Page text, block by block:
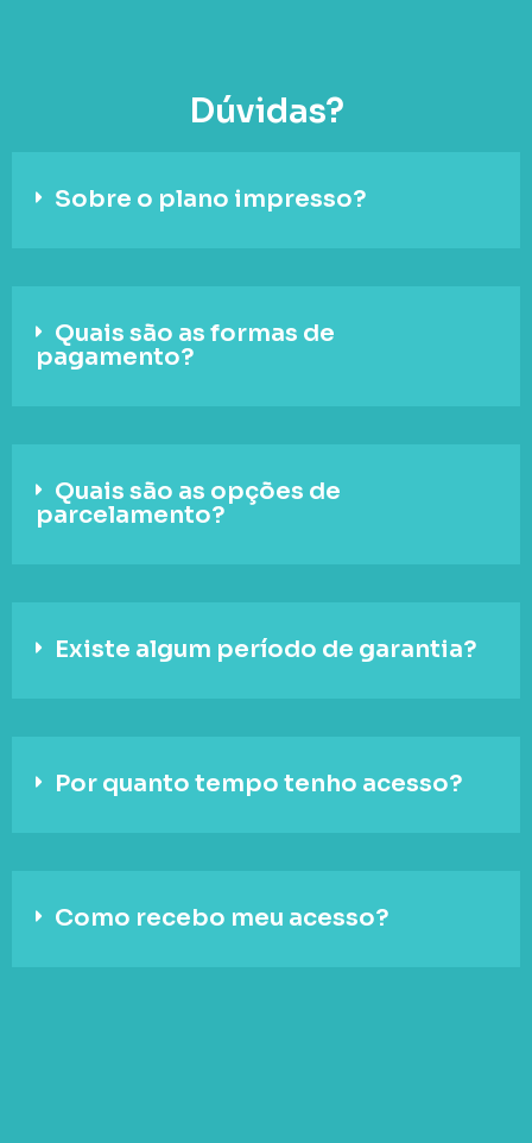
Dúvidas?
Sobre o plano impresso?
Quais são as formas de
pagamento?
Quais são as opções de
parcelamento?
Existe algum período de garantia?
Por quanto tempo tenho acesso?
Como recebo meu acesso?